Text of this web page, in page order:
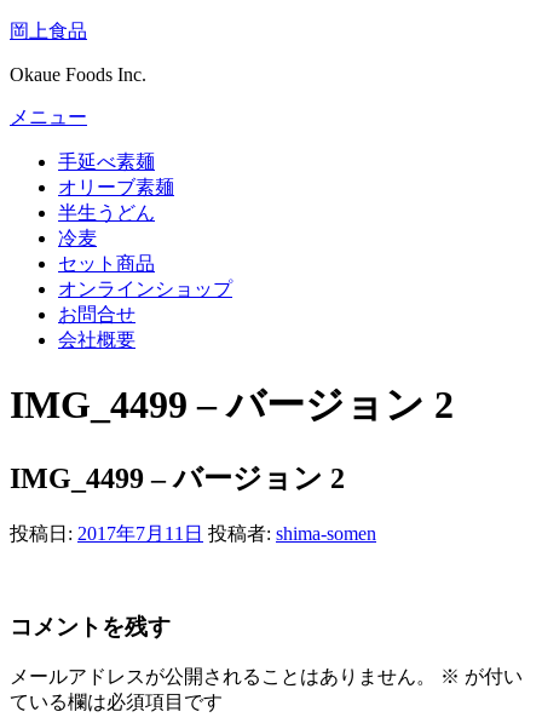
コ
テ
ン
ツ
岡上食品
Okaue Foods Inc.
メニュー
手延べ素麺
オリーブ素麺
半生うどん
冷麦
セット商品
オンラインショップ
お問合せ
会社概要
IMG_4499 – バージョン 2
IMG_4499 – バージョン 2
投稿日: 2017年7月11日 投稿者: shima-somen
コメントを残す
メールアドレスが公開されることはありません。 ※ が付い
ている欄は必須項目です